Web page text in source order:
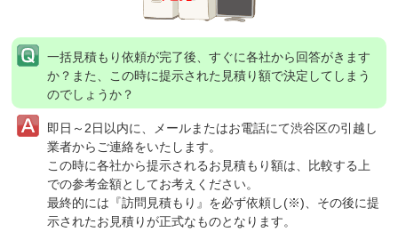
一括見積もり依頼が完了後、すぐに各社から回答がきます
か？ また、この時に提示された見積り額で決定してしまう
のでしょうか？
即日～2日以内に、メールまたはお電話にて渋谷区の引越し
業者からご連絡をいたします。
この時に各社から提示されるお見積もり額は、比較する上
での参考金額としてお考えください。
最終的には『訪問見積もり』を必ず依頼し(※)、その後に提
示されたお見積りが正式なものとなります。